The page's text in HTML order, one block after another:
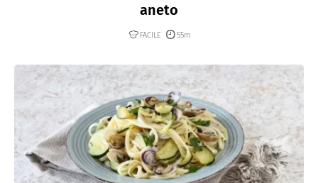
aneto
FACILE 55m